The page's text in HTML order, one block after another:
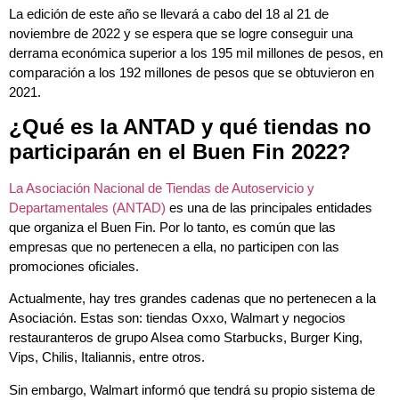
La edición de este año se llevará a cabo del 18 al 21 de
noviembre de 2022 y se espera que se logre conseguir una
derrama económica superior a los 195 mil millones de pesos, en
comparación a los 192 millones de pesos que se obtuvieron en
2021.
¿Qué es la ANTAD y qué tiendas no
participarán en el Buen Fin 2022?
La Asociación Nacional de Tiendas de Autoservicio y
Departamentales (ANTAD) es una de las principales entidades
que organiza el Buen Fin. Por lo tanto, es común que las
empresas que no pertenecen a ella, no participen con las
promociones oficiales.
Actualmente, hay tres grandes cadenas que no pertenecen a la
Asociación. Estas son: tiendas Oxxo, Walmart y negocios
restauranteros de grupo Alsea como Starbucks, Burger King,
Vips, Chilis, Italiannis, entre otros.
Sin embargo, Walmart informó que tendrá su propio sistema de